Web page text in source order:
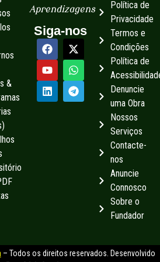
Aprendizagens
Siga-nos
Política de
Privacidade
Termos e
Condições
Política de
Denuncie
uma Obra
Nossos
Serviços
Contacte-
nos
Anuncie
Connosco
Sobre o
Fundador
&
– Todos os direitos reservados. Desenvolvido